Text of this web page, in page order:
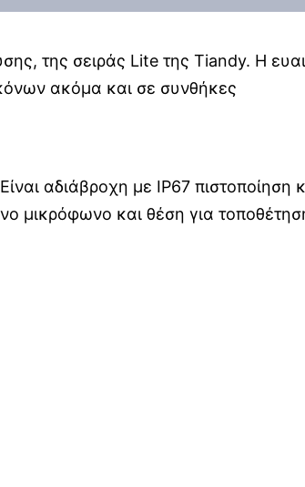
της σειράς Lite της Tiandy. Η
ακόμα και σε συνθήκες
αδιάβροχη με IP67
και θέση για